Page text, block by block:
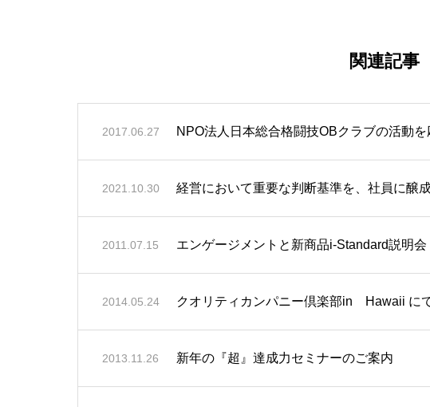
関連記事
2017.06.27 NPO法人日本総合格闘技OBクラブの活動
2021.10.30 経営において重要な判断基準を、社員に醸
2011.07.15 エンゲージメントと新商品i-Standard説明会
2014.05.24 クオリティカンパニー倶楽部in Hawaii に
2013.11.26 新年の『超』達成力セミナーのご案内